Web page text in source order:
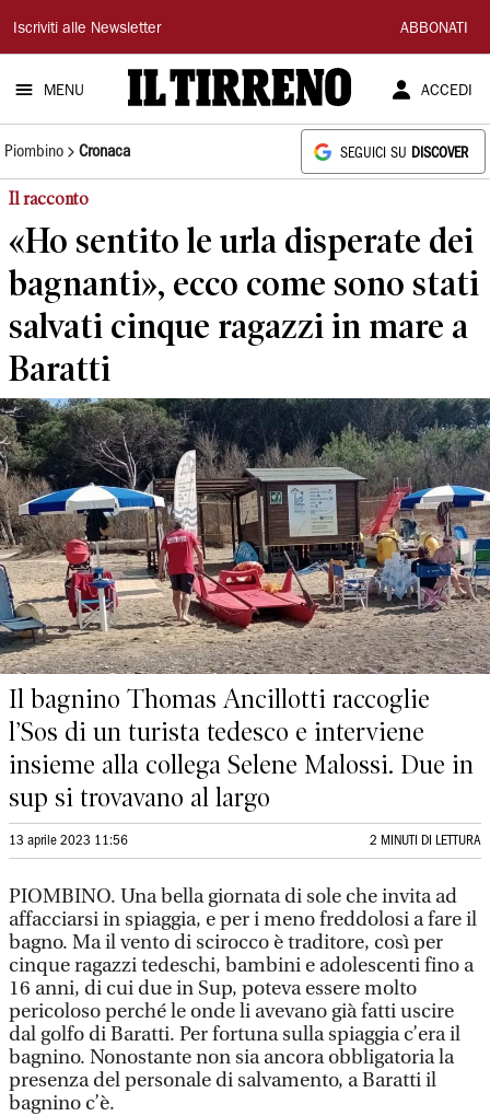
Il
Tirreno
Iscriviti alle Newsletter ABBONATI
MENU ACCEDI
Piombino Cronaca SEGUICI SU DISCOVER
Il racconto
«Ho sentito le urla disperate dei
bagnanti», ecco come sono stati
salvati cinque ragazzi in mare a
Baratti
Il bagnino Thomas Ancillotti raccoglie
l’Sos di un turista tedesco e interviene
insieme alla collega Selene Malossi. Due in
sup si trovavano al largo
13 aprile 2023 11:56 2 MINUTI DI LETTURA
PIOMBINO. Una bella giornata di sole che invita ad
affacciarsi in spiaggia, e per i meno freddolosi a fare il
bagno. Ma il vento di scirocco è traditore, così per
cinque ragazzi tedeschi, bambini e adolescenti fino a
16 anni, di cui due in Sup, poteva essere molto
pericoloso perché le onde li avevano già fatti uscire
dal golfo di Baratti. Per fortuna sulla spiaggia c’era il
bagnino. Nonostante non sia ancora obbligatoria la
presenza del personale di salvamento, a Baratti il
bagnino c’è.